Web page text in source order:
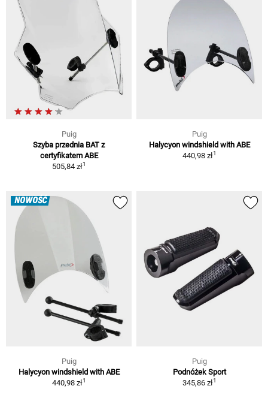
Puig
Szyba przednia BAT z
certyfikatem ABE
505,84 zł1
Puig
Halycyon windshield with ABE
440,98 zł1
NOWOŚĆ
Puig
Halycyon windshield with ABE
440,98 zł1
Puig
Podnóżek Sport
345,86 zł1